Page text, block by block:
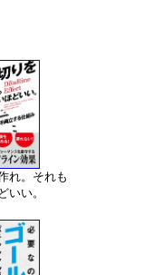
れ。それも
いい。